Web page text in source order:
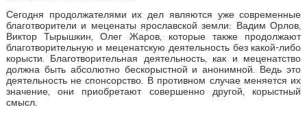
Сегодня продолжателями их дел являются уже современные
благотворители и меценаты ярославской земли: Вадим Орлов,
Виктор Тырышкин, Олег Жаров, которые также продолжают
благотворительную и меценатскую деятельность без какой-либо
корысти. Благотворительная деятельность, как и меценатство
должна быть абсолютно бескорыстной и анонимной. Ведь это
деятельность не спонсорство. В противном случае меняется их
значение, они приобретают совершенно другой, корыстный
смысл.